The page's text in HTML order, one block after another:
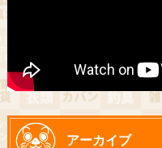
アーカイブ